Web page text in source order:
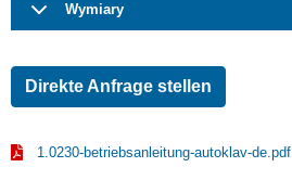
Wymiary
Direkte Anfrage stellen
1.0230-betriebsanleitung-autoklav-de.pdf